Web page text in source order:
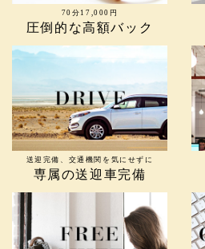
70分17,000円
圧倒的な高額バック
送迎完備、交通機関を気にせずに
専属の送迎車完備